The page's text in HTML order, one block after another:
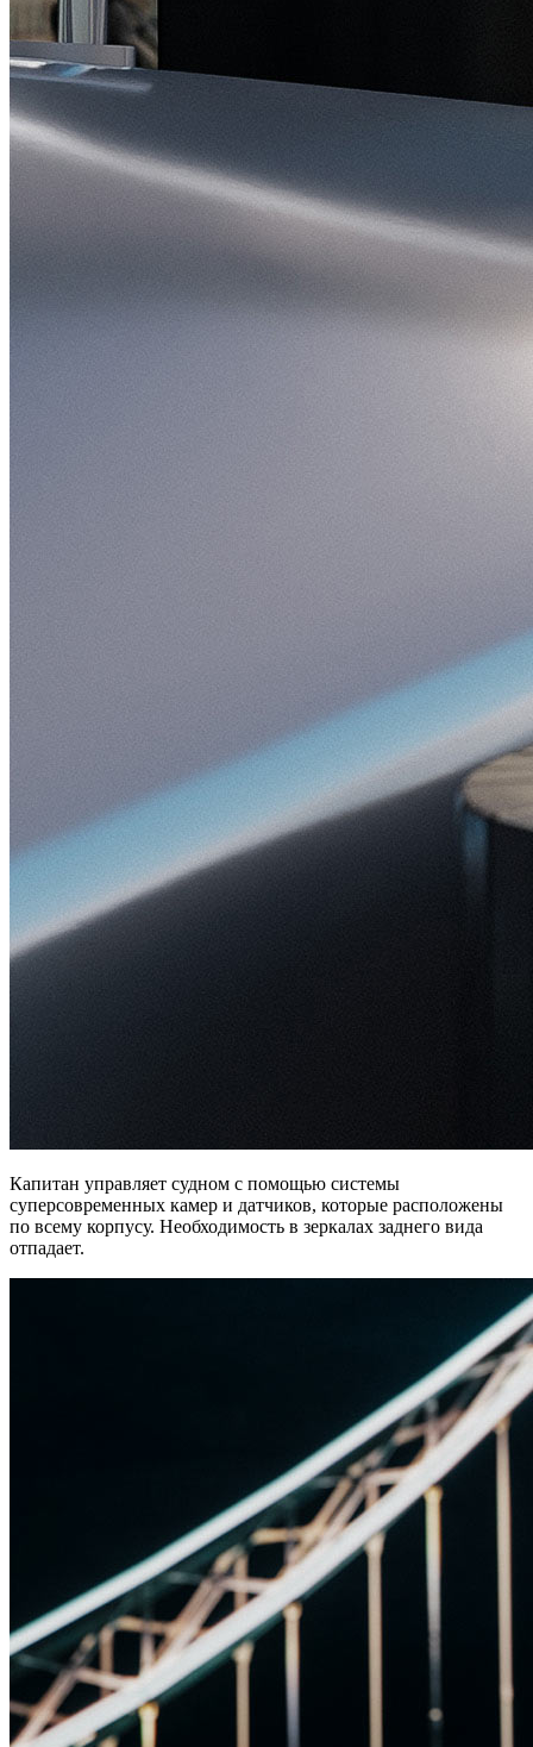
Капитан управляет судном с помощью системы
суперсовременных камер и датчиков, которые расположены
по всему корпусу. Необходимость в зеркалах заднего вида
отпадает.